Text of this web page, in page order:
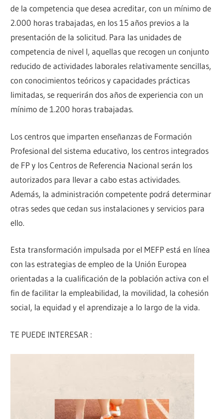
de la competencia que desea acreditar, con un mínimo de
2.000 horas trabajadas, en los 15 años previos a la
presentación de la solicitud. Para las unidades de
competencia de nivel I, aquellas que recogen un conjunto
reducido de actividades laborales relativamente sencillas,
con conocimientos teóricos y capacidades prácticas
limitadas, se requerirán dos años de experiencia con un
mínimo de 1.200 horas trabajadas.
Los centros que imparten enseñanzas de Formación
Profesional del sistema educativo, los centros integrados
de FP y los Centros de Referencia Nacional serán los
autorizados para llevar a cabo estas actividades.
Además, la administración competente podrá determinar
otras sedes que cedan sus instalaciones y servicios para
ello.
Esta transformación impulsada por el MEFP está en línea
con las estrategias de empleo de la Unión Europea
orientadas a la cualificación de la población activa con el
fin de facilitar la empleabilidad, la movilidad, la cohesión
social, la equidad y el aprendizaje a lo largo de la vida.
TE PUEDE INTERESAR :